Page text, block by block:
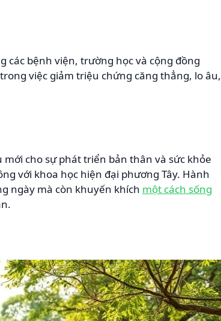
các bệnh viện, trường học và cộng đồng
việc giảm triệu chứng căng thẳng, lo âu,
cho sự phát triển bản thân và sức khỏe
với khoa học hiện đại phương Tây. Hành
ngày mà còn khuyến khích một cách sống